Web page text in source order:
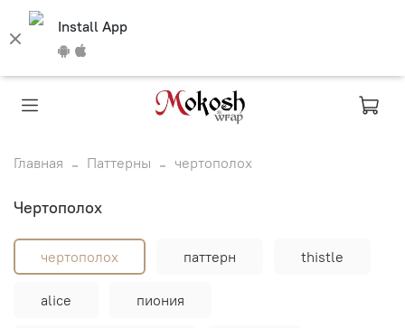
Install App
Главная Паттерны чертополох
чертополох
чертополох паттерн thistle
alice пиония